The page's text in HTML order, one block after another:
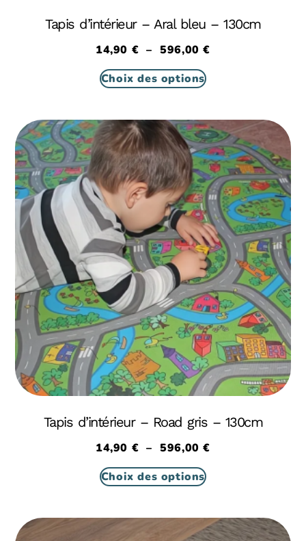
Tapis d’intérieur – Aral bleu – 130cm
14,90 € – 596,00€
Choix des options
Tapis d’intérieur – Road gris – 130cm
14,90 € – 596,00€
Choix des options